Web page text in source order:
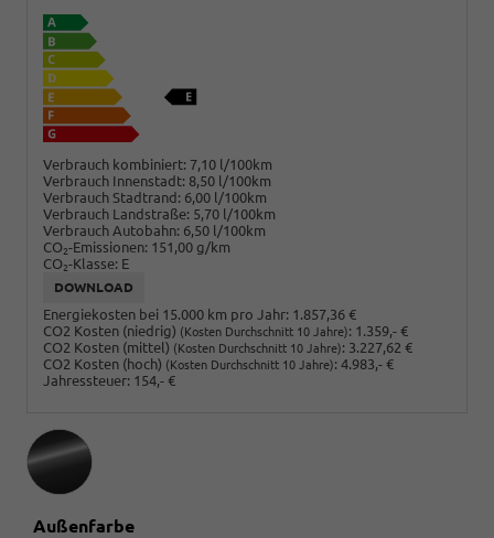
Verbrauch kombiniert: 7,10 l/100km
Verbrauch Innenstadt: 8,50 l/100km
Verbrauch Stadtrand: 6,00 l/100km
Verbrauch Landstraße: 5,70 l/100km
Verbrauch Autobahn: 6,50 l/100km
CO2-Emissionen: 151,00 g/km
CO2-Klasse: E
DOWNLOAD
Energiekosten bei 15.000 km pro Jahr: 1.857,36 €
CO2 Kosten (niedrig) (Kosten Durchschnitt 10 Jahre): 1.359,- €
CO2 Kosten (mittel) (Kosten Durchschnitt 10 Jahre): 3.227,62 €
CO2 Kosten (hoch) (Kosten Durchschnitt 10 Jahre): 4.983,- €
Jahressteuer: 154,- €
Außenfarbe